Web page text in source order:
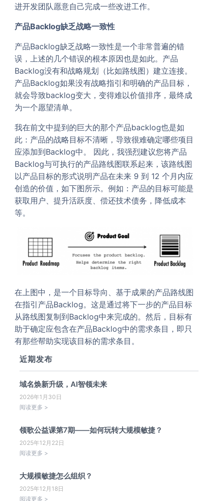
进开发团队愿意自己完成一些改进工作。
产品Backlog缺乏战略一致性
产品Backlog缺乏战略一致性是一个非常普遍的错
误，上述的几个错误的根本原因也是如此。产品
Backlog没有和战略规划（比如路线图）建立连接。
产品Backlog如果没有战略指引和明确的产品目标，
就会导致backlog变大，变得难以价值排序，最终成
为一个愿望清单。
我在前文中提到的巨大的那个产品backlog也是如
此：产品的战略目标不清晰，导致很难确定哪些项目
应添加到Backlog中。 因此，我强烈建议您将产品
Backlog与可执行的产品路线图联系起来，该路线图
以产品目标的形式说明产品在未来 9 到 12 个月内应
创造的价值，如下图所示。例如：产品的目标可能是
获取用户、提升活跃度、偿还技术债务，降低成本
等。
在上图中，是一个目标导向、基于成果的产品路线图
在指引产品Backlog。这是通过将下一步的产品目标
从路线图复制到Backlog中来完成的。然后，目标有
助于确定应包含在产品Backlog中的需求条目，即只
有那些帮助实现该目标的需求条目。
近期发布
域名焕新升级，AI智领未来
2026年1月30日
阅读更多 >
领歌公益课第7期——如何玩转大规模敏捷？
2025年12月22日
阅读更多 >
大规模敏捷怎么组织？
2025年12月18日
阅读更多 >